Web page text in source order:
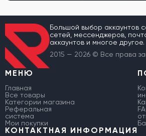
Большой выбор аккаунтов
сетей, мессенджеров,
аккаунтов и многое другое.
2015 — 2026 © Все права
МЕНЮ
Главная
Все товары
Категории магазина
Реферальная
система
Мои покупки
КОНТАКТНАЯ ИНФОРМАЦИЯ